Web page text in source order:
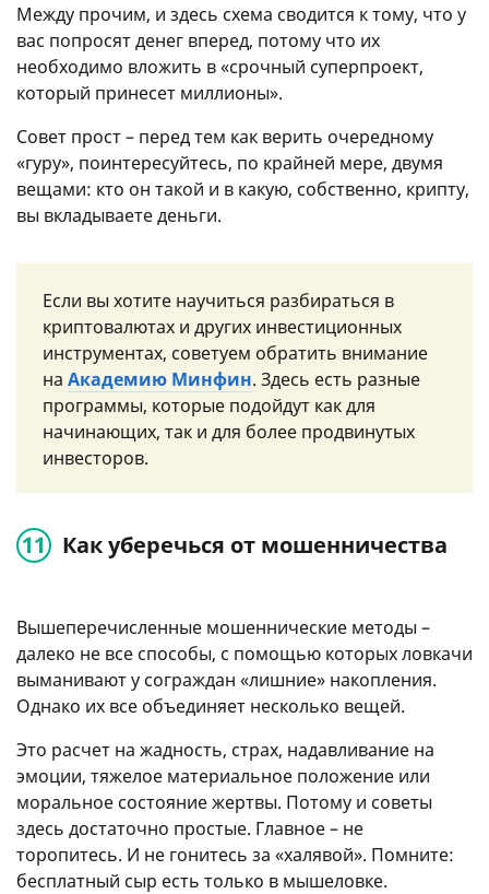
Между прочим, и здесь схема сводится к тому, что у
вас попросят денег вперед, потому что их
необходимо вложить в «срочный суперпроект,
который принесет миллионы».
Совет прост – перед тем как верить очередному
«гуру», поинтересуйтесь, по крайней мере, двумя
вещами: кто он такой и в какую, собственно, крипту,
вы вкладываете деньги.
Если вы хотите научиться разбираться в
криптовалютах и других инвестиционных
инструментах, советуем обратить внимание
на Академию Минфин. Здесь есть разные
программы, которые подойдут как для
начинающих, так и для более продвинутых
инвесторов.
Как уберечься от мошенничества
Вышеперечисленные мошеннические методы –
далеко не все способы, с помощью которых ловкачи
выманивают у сограждан «лишние» накопления.
Однако их все объединяет несколько вещей.
Это расчет на жадность, страх, надавливание на
эмоции, тяжелое материальное положение или
моральное состояние жертвы. Потому и советы
здесь достаточно простые. Главное – не
торопитесь. И не гонитесь за «халявой». Помните:
бесплатный сыр есть только в мышеловке.